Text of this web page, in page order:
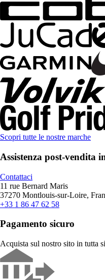
Scopri tutte le nostre marche
Assistenza post-vendita
Contattaci
11 rue Bernard Maris
37270 Montlouis-sur-Loire,
+33 1 86 47 62 58
Pagamento sicuro
Acquista sul nostro sito in tutta